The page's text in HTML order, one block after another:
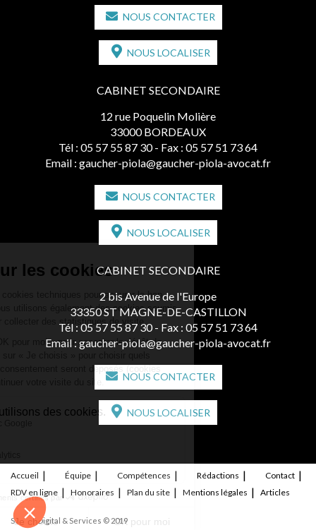
NOUS CONTACTER
NOUS LOCALISER
CABINET SECONDAIRE
12 rue Poquelin Molière
33000 BORDEAUX
Tél : 05 57 55 87 30 - Fax : 05 57 51 73 64
Email : gaucher-piola@gaucher-piola-avocat.fr
NOUS CONTACTER
NOUS LOCALISER
CABINET SECONDAIRE
2 bis Avenue de l'Europe
33350 ST MAGNE-DE-CASTILLON
Tél : 05 57 55 87 30 - Fax : 05 57 51 73 64
Email : gaucher-piola@gaucher-piola-avocat.fr
NOUS CONTACTER
NOUS LOCALISER
Accueil Équipe Compétences Rédactions
Contact
RDV en ligne
Honoraires Plan du site Mentions légales Articles
Septeo Digital & Services © 2019